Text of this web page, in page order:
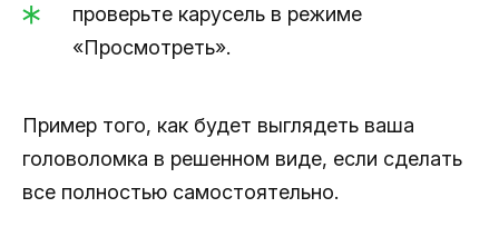
проверьте карусель в режиме
«Просмотреть».
Пример того, как будет выглядеть ваша
головоломка в решенном виде, если сделать
все полностью самостоятельно.